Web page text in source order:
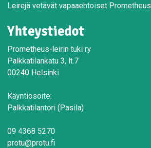
Leirejä vetävät vapaaehtoiset
Yhteystiedot
Prometheus-leirin tuki ry
Palkkatilankatu 3, lt.7
00240 Helsinki
Käyntiosoite:
Palkkatilantori (Pasila)
09 4368 5270
protu@protu.fi